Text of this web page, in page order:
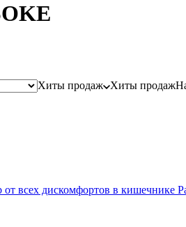
Хиты продаж
Хиты продаж